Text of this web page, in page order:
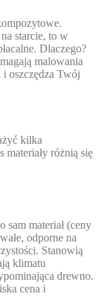
starcie, to w
Dlaczego?
malowania
oszczędza Twój
kilka
różnią się
sam materiał (ceny
odporne na
Stanowią
klimatu
drewno.
cena i